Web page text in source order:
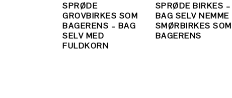
SPRØDE
GROVBIRKES SOM
BAGERENS – BAG
SELV MED
FULDKORN
SPRØDE BIRKES –
BAG SELV NEMME
SMØRBIRKES SOM
BAGERENS